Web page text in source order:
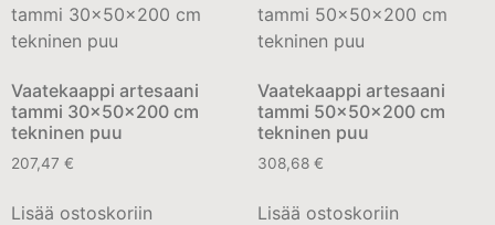
Vaatekaappi artesaani
tammi 30x50x200 cm
tekninen puu
207,47 €
Lisää ostoskoriin
Vaatekaappi artesaani
tammi 50x50x200 cm
tekninen puu
308,68 €
Lisää ostoskoriin